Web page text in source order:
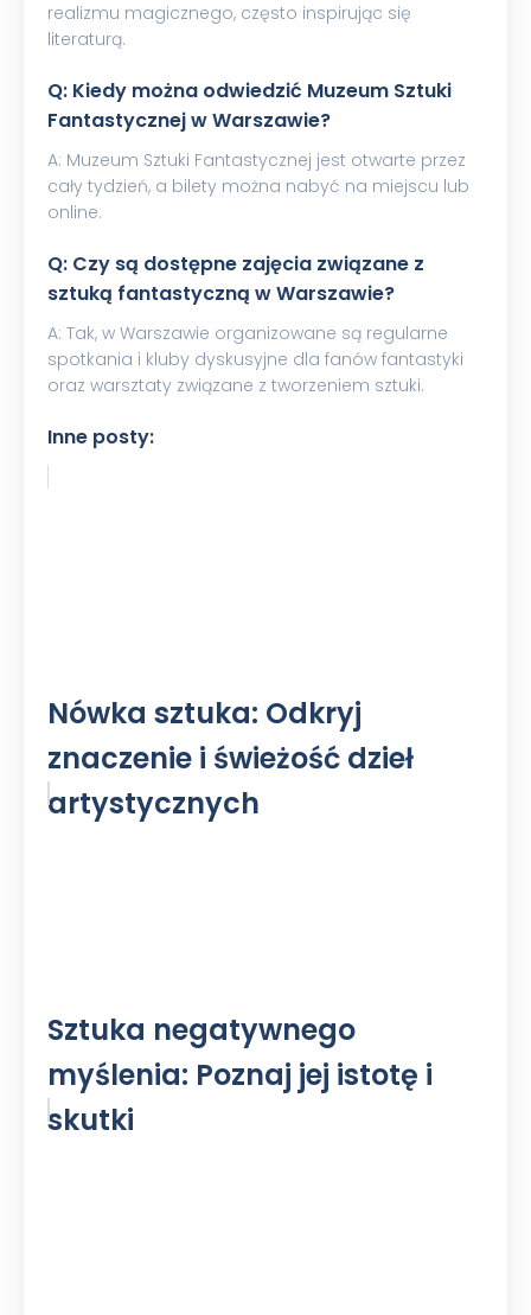
realizmu magicznego, często inspirując się
literaturą.
Q: Kiedy można odwiedzić Muzeum Sztuki
Fantastycznej w Warszawie?
A: Muzeum Sztuki Fantastycznej jest otwarte przez
cały tydzień, a bilety można nabyć na miejscu lub
online.
Q: Czy są dostępne zajęcia związane z
sztuką fantastyczną w Warszawie?
A: Tak, w Warszawie organizowane są regularne
spotkania i kluby dyskusyjne dla fanów fantastyki
oraz warsztaty związane z tworzeniem sztuki.
Inne posty:
Nówka sztuka: Odkryj
znaczenie i świeżość dzieł
artystycznych
Sztuka negatywnego
myślenia: Poznaj jej istotę i
skutki